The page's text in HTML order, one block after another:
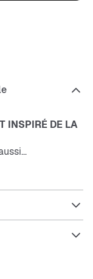
INSPIRÉ DE LA
amorti en
pour plus
un enfilage et un
assure le